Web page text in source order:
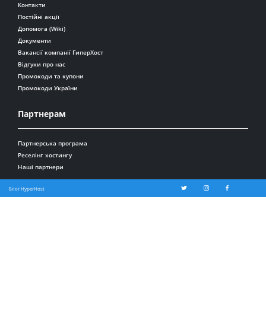
Контакти
Постійні акції
Допомога (Wiki)
Документи
Вакансії компанії ГиперХост
Відгуки про нас
Промокоди та купони
Промокоди України
Партнерам
Партнерська програма
Реселінг хостингу
Наші партнери
Блог HyperHost